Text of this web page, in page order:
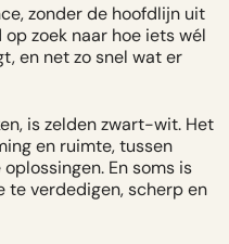
zonder de hoofdlijn uit
zoek naar hoe iets wél
en net zo snel wat er
is zelden zwart-wit. Het
en ruimte, tussen
En soms is
te verdedigen, scherp en